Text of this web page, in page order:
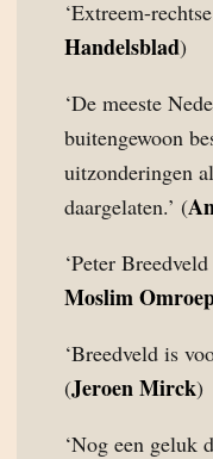
‘Extreem-
Handelsblad)
‘De meeste
buitengewoon
uitzonderingen
daargelaten.’ (
‘Peter
Moslim
‘Breedveld is
(Jeroen Mirck)
‘Nog een geluk